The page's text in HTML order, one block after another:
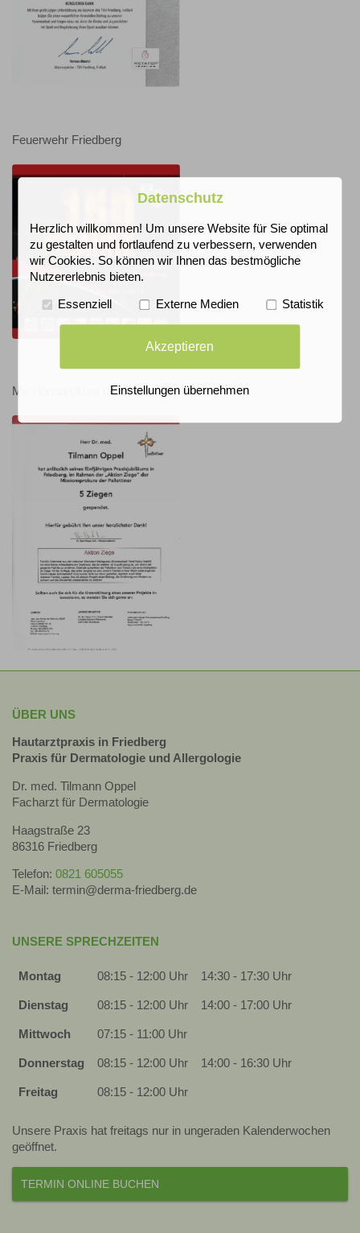
Feuerwehr Friedberg
Missionsprokura der Pallottiner
ÜBER UNS
Hautarztpraxis in Friedberg
Praxis für Dermatologie und Allergologie
Dr. med. Tilmann Oppel
Facharzt für Dermatologie
Haagstraße 23
86316 Friedberg
Telefon: 0821 605055
E-Mail: termin@derma-friedberg.de
UNSERE SPRECHZEITEN
Montag 08:15 - 12:00 Uhr 14:30 - 17:30 Uhr
Dienstag 08:15 - 12:00 Uhr 14:00 - 17:00 Uhr
Mittwoch 07:15 - 11:00 Uhr
Donnerstag 08:15 - 12:00 Uhr 14:00 - 16:30 Uhr
Freitag 08:15 - 12:00 Uhr
Unsere Praxis hat freitags nur in ungeraden Kalenderwochen
geöffnet.
TERMIN ONLINE BUCHEN
Datenschutz
Herzlich willkommen! Um unsere Website für Sie optimal
zu gestalten und fortlaufend zu verbessern, verwenden
wir Cookies. So können wir Ihnen das bestmögliche
Nutzererlebnis bieten.
Essenziell Externe Medien Statistik
Akzeptieren
Einstellungen übernehmen